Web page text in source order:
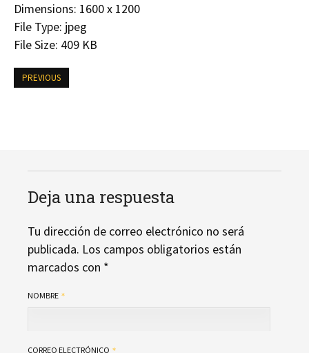
Dimensions: 1600 x 1200
File Type: jpeg
File Size: 409 KB
PREVIOUS
Deja una respuesta
Tu dirección de correo electrónico no será
publicada. Los campos obligatorios están
marcados con *
NOMBRE
CORREO ELECTRÓNICO